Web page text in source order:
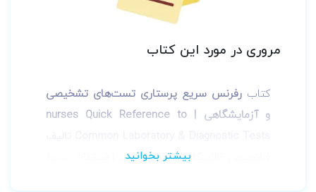
مروری در مورد این کتاب
کتاب رفرنس سریع پرستاری تست‌های تشخیصی
و آزمایشگاهی | nurses Quick Reference to
فرانسیس تالاسکافیشباخ، مارگارت ا.فیشباخ